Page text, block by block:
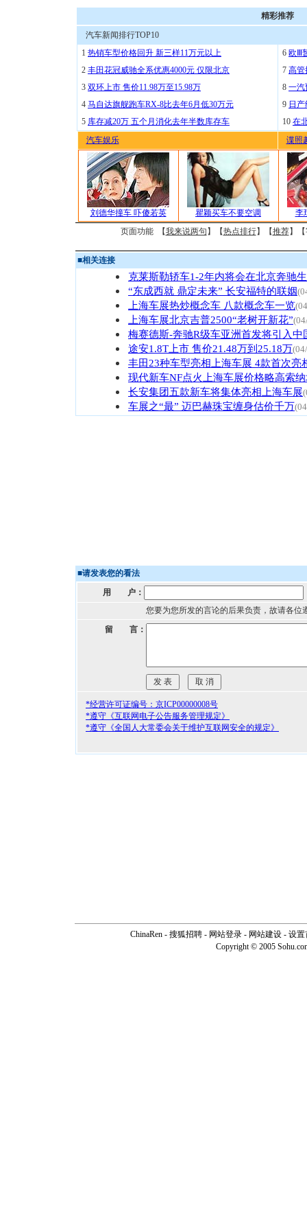
精彩推荐
汽车新闻排行TOP10
1 热销车型价格回升 新三样11万元以上
2 丰田花冠威驰全系优惠4000元 仅限北京
3 双环上市 售价11.98万至15.98万
4 马自达旗舰跑车RX-8比去年6月低30万元
5 库存减20万 五个月消化去年半数库存车
6 欧Ⅲ
7 高管
8 一汽
9 日
10 在
汽车娱乐
谍照
刘德华撞车 吓傻若英 瞿颖买车不要空调
李
页面功能 【我来说两句 】【热点排行】【推荐】【
■相关连接
克莱斯勒轿车1-2年内将会在北京奔驰
“东成西就 鼎定未来” 长安福特的联姻
上海车展热炒概念车 八款概念车一览
上海车展北京吉普2500“老树开新花”
梅赛德斯-奔驰R级车亚洲首发将引入中
途安1.8T上市 售价21.48万到25.18万
丰田23种车型亮相上海车展 4款首次亮
现代新车NF点火上海车展价格略高索
长安集团五款新车将集体亮相上海车展
车展之“最” 迈巴赫珠宝缠身估价千万
■请发表您的看法
用 户：
您要为您所发的言论的后果负责，故请各位
留 言：
*经营许可证编号：京ICP00000008号
*遵守《互联网电子公告服务管理规定》
*遵守《全国人大常委会关于维护互联网安全的规定》
ChinaRen - 搜狐招聘 - 网站登录 - 网站建设 - 设置
Copyright © 2005